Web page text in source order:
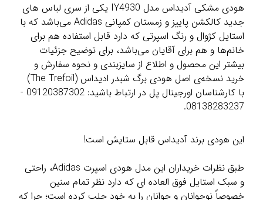
هودی مشکی آدیداس مدل IY4930 یکی از سری لباس های
جدید کالکشن پاییز و زمستان کمپانی Adidas می‌باشد که با
استایل کژوال و رنگ اسپرتی که دارد قابل استفاده هم برای
خانم‌ها و هم برای آقایان می‌باشد، برای توضیح جزئیات
بیشتر این محصول و اطلاع از سایزبندی و نحوه سفارش و
خرید نسخه‌ی اصل هودی برگ شبدر ادیداس (The Trefoil)
با کارشناسان اورجینال پل در ارتباط باشید: 09120387302 -
08138283237.
این هودی برند آدیداس قابل ستایش است!
طبق نظرات خریداران این مدل هودی اسپرت Adidas، راحتی
و سبک استایل فوق العاده ای که دارد نظر تمام سنین
خصوصاً نوجوانان و جوانان را به خود جلب کرده است؛ چرا که